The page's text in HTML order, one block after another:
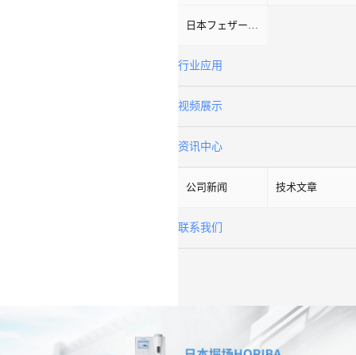
日本フェザーFeather
行业应用
视频展示
资讯中心
公司新闻 技术文章
联系我们